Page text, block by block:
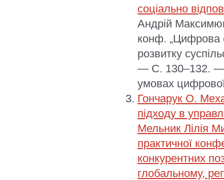
соціально
Андрій
конф. „Цифрова
розвитку
— С. 130–132. —
умовах
Гончарук О.
підходу в
Мельник Лілія
практичної
конкурентних
глобальному,